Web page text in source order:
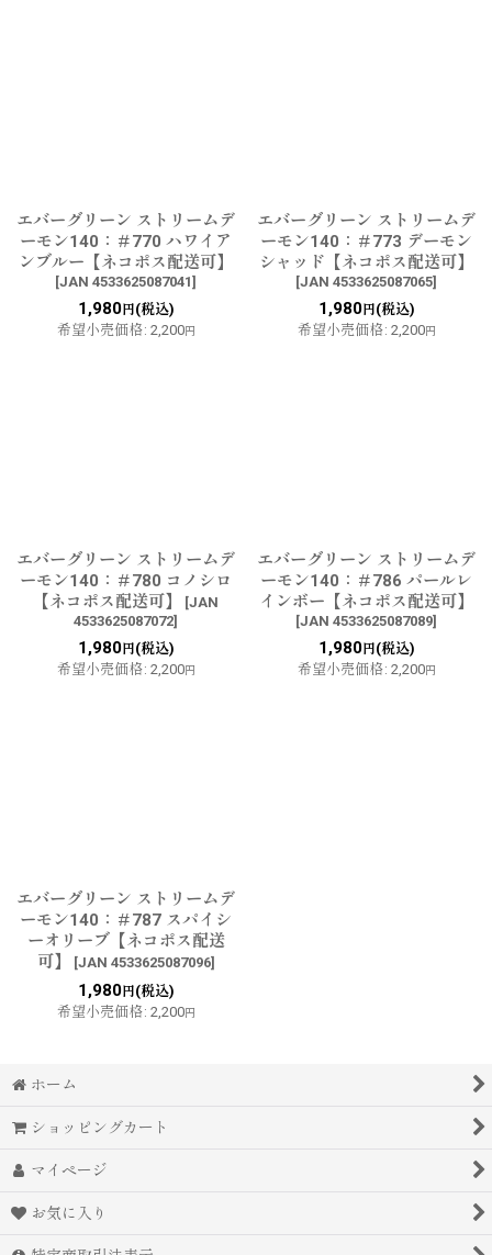
エバーグリーン ストリームデ
ーモン140：＃770 ハワイア
ンブルー【ネコポス配送可】
[JAN 4533625087041]
1,980円(税込)
希望小売価格: 2,200円
エバーグリーン ストリームデ
ーモン140：＃773 デーモン
シャッド【ネコポス配送可】
[JAN 4533625087065]
1,980円(税込)
希望小売価格: 2,200円
エバーグリーン ストリームデ
ーモン140：＃780 コノシロ
【ネコポス配送可】
[JAN
4533625087072]
1,980円(税込)
希望小売価格: 2,200円
エバーグリーン ストリームデ
ーモン140：＃786 パールレ
インボー【ネコポス配送可】
[JAN 4533625087089]
1,980円(税込)
希望小売価格: 2,200円
エバーグリーン ストリームデ
ーモン140：＃787 スパイシ
ーオリーブ【ネコポス配送
可】
[JAN 4533625087096]
1,980円(税込)
希望小売価格: 2,200円
ホーム
ショッピングカート
マイページ
お気に入り